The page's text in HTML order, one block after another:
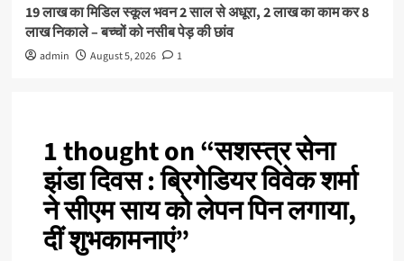
19 लाख का मिडिल स्कूल भवन 2 साल से अधूरा, 2 लाख का काम कर 8
लाख निकाले – बच्चों को नसीब पेड़ की छांव
admin August 5, 2026 1
1 thought on “सशस्त्र सेना
झंडा दिवस : ब्रिगेडियर विवेक शर्मा
ने सीएम साय को लेपन पिन लगाया,
दीं शुभकामनाएं”